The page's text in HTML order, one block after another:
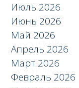
Июль 2026
Июнь 2026
Май 2026
Апрель 2026
Март 2026
Февраль 2026